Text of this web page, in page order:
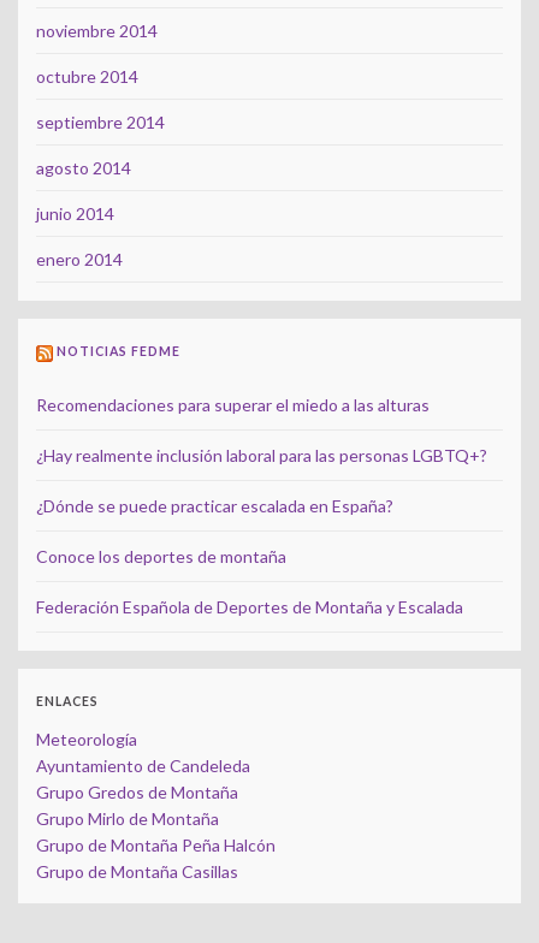
noviembre 2014
octubre 2014
septiembre 2014
agosto 2014
junio 2014
enero 2014
NOTICIAS FEDME
Recomendaciones para superar el miedo a las alturas
¿Hay realmente inclusión laboral para las personas LGBTQ+?
¿Dónde se puede practicar escalada en España?
Conoce los deportes de montaña
Federación Española de Deportes de Montaña y Escalada
ENLACES
Meteorología
Ayuntamiento de Candeleda
Grupo Gredos de Montaña
Grupo Mirlo de Montaña
Grupo de Montaña Peña Halcón
Grupo de Montaña Casillas